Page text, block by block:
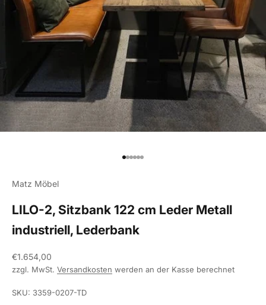
Gehe zu Element 1
Gehe zu Element 2
Gehe zu Element 3
Gehe zu Element 4
Gehe zu Element 5
Gehe zu Element 6
Matz Möbel
LILO-2, Sitzbank 122 cm Leder Metall
industriell, Lederbank
Angebot
€1.654,00
zzgl. MwSt. Versandkosten werden an der Kasse berechnet
SKU: 3359-0207-TD